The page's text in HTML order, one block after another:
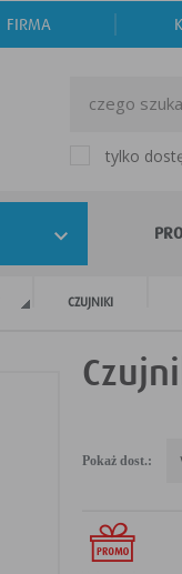
FIRMA
tylko
CZUJNIKI
Pokaż dost.: